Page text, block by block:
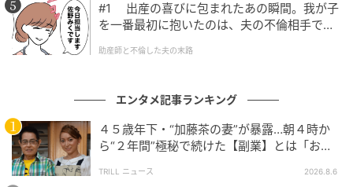
(記事提供＝OSEN）
日本人メンバーも所属！パク・ジェボム設立A
OMG初のガールズグループ「Keyveatz」がデ
ビュー
#1 出産の喜びに包まれたあの瞬間。我が子
を一番最初に抱いたのは、夫の不倫相手でし
助産師と不倫した夫の末路
エンタメ記事ランキング
４５歳年下・“加藤茶の妻”が暴露…朝４時か
ら“２年間”極秘で続けた【副業】とは「お金
TRILL ニュース 2026.8.6